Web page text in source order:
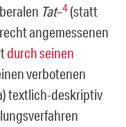
Tat–4 (statt
angemessenen
durch seinen
verbotenen
textlich-deskriptiv